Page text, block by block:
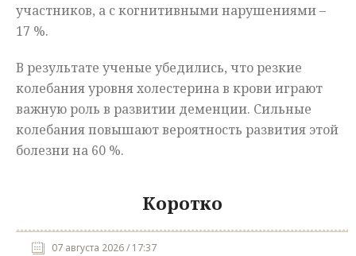
участников, а с когнитивными нарушениями –
17 %.
В результате ученые убедились, что резкие
колебания уровня холестерина в крови играют
важную роль в развитии деменции. Сильные
колебания повышают вероятность развития этой
болезни на 60 %.
Коротко
07 августа 2026 / 17:37